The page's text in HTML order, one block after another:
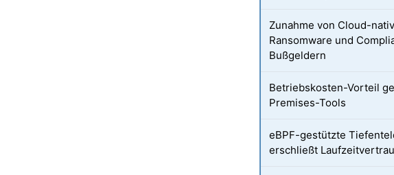
Zunahme von Cloud-
Ransomware und
Bußgeldern
Betriebskosten-Vorteil
Premises-Tools
eBPF-gestützte
erschließt